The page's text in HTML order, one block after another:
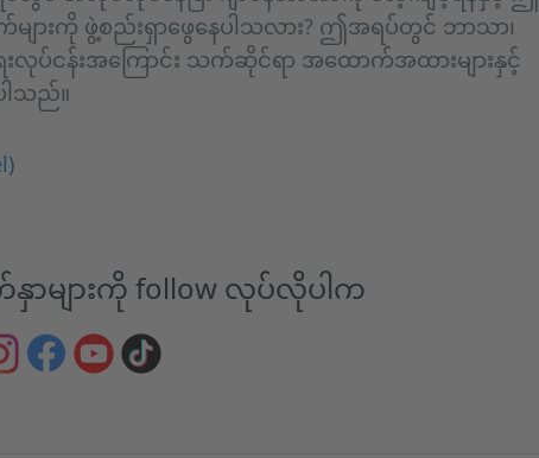
ျားကို ဖွဲ့စည်းရှာဖွေနေပါသလား? ဤအရပ်တွင် ဘာသာ၊
လုပ်ငန်းအကြောင်း သက်ဆိုင်ရာ အထောက်အထားများနှင့်
သည်။
ာများကို follow လုပ်လိုပါက